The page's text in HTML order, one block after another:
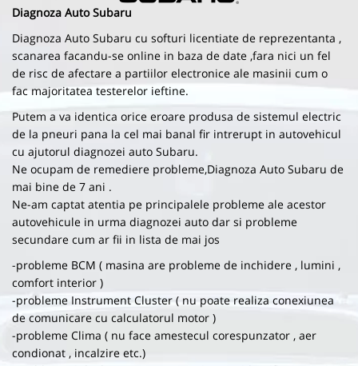
Diagnoza Auto Subaru
Diagnoza Auto Subaru cu softuri licentiate de reprezentanta ,
scanarea facandu-se online in baza de date ,fara nici un fel
de risc de afectare a partiilor electronice ale masinii cum o
fac majoritatea testerelor ieftine.
Putem a va identica orice eroare produsa de sistemul electric
de la pneuri pana la cel mai banal fir intrerupt in autovehicul
cu ajutorul diagnozei auto Subaru.
Ne ocupam de remediere probleme,Diagnoza Auto Subaru de
mai bine de 7 ani .
Ne-am captat atentia pe principalele probleme ale acestor
autovehicule in urma diagnozei auto dar si probleme
secundare cum ar fii in lista de mai jos
-probleme BCM ( masina are probleme de inchidere , lumini ,
comfort interior )
-probleme Instrument Cluster ( nu poate realiza conexiunea
de comunicare cu calculatorul motor )
-probleme Clima ( nu face amestecul corespunzator , aer
condionat , incalzire etc.)